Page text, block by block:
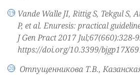
Vande Walle JI, Rittig S, Tekgul S,
P, et al. Enuresis: practical
J Gen Pract 2017 Jul;67(660):328-9.
https://doi.org/10.3399/
Отпущенникова Т.В.,